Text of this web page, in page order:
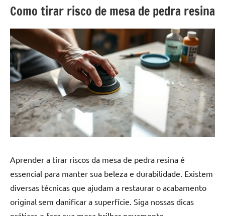
passo
criatividade
da
resina.
Explore
nossas
dicas
e
inspirações
sobre
mesa
de
madeira
resina,
incluindo
designs
Como tirar risco de mesa de pedra resina
Aprender a tirar riscos da mesa de pedra resina é
essencial para manter sua beleza e durabilidade. Existem
diversas técnicas que ajudam a restaurar o acabamento
original sem danificar a superfície. Siga nossas dicas